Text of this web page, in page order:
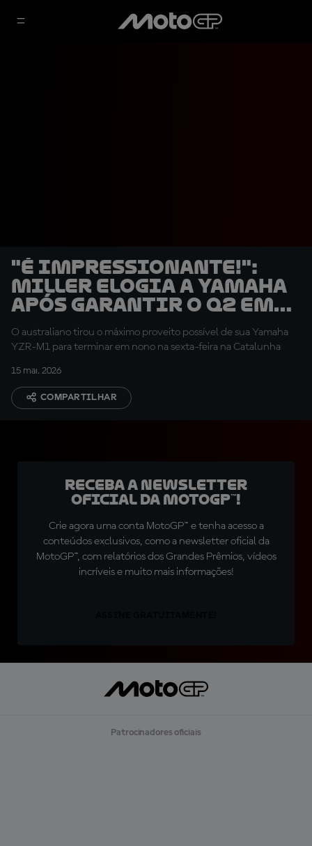
"É impressionante!":
Miller elogia a Yamaha
após garantir o Q2 em
Barcelona
O australiano tirou o máximo proveito possível de sua Yamaha
YZR-M1 para terminar em nono na sexta-feira na Catalunha
15 mai. 2026
COMPARTILHAR
Receba a newsletter
oficial da MotoGP™!
Crie agora uma conta MotoGP™ e tenha acesso a
conteúdos exclusivos, como a newsletter oficial da
MotoGP™, com relatórios dos Grandes Prêmios, vídeos
incríveis e muito mais informações!
Patrocinadores oficiais